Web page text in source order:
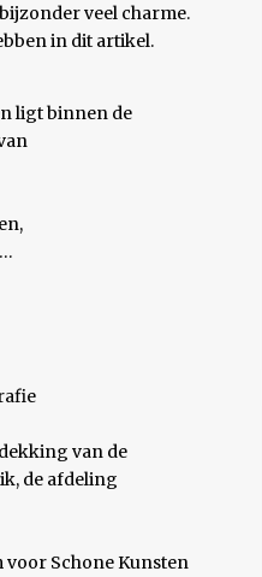
veel charme.
in dit artikel.
ligt binnen de
van de
de afdeling
voor Schone Kunsten